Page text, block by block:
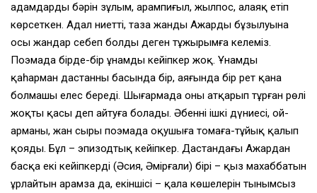
адамдардың бәрін зұлым, арампиғыл, жылпос, алаяқ етіп
көрсеткен. Адал ниетті, таза жанды Ажардың бұзылуына
осы жандар себеп болды деген тұжырымға келеміз.
Поэмада бірде-бір ұнамды кейіпкер жоқ. Ұнамды
қаһарман дастанның басында бір, аяғында бір рет қана
болмашы елес береді. Шығармада оның атқарып тұрған рөлі
жоқтың қасы деп айтуға болады. Әбеннің ішкі дүниесі, ой-
арманы, жан сыры поэмада оқушыға томаға-тұйық қалып
қояды. Бұл – эпизодтық кейіпкер. Дастандағы Ажардан
басқа екі кейіпкердің (Әсия, Әмірғали) бірі – қыз махаббатын
ұрлайтын арамза да, екіншісі – қала көшелерін тынымсыз